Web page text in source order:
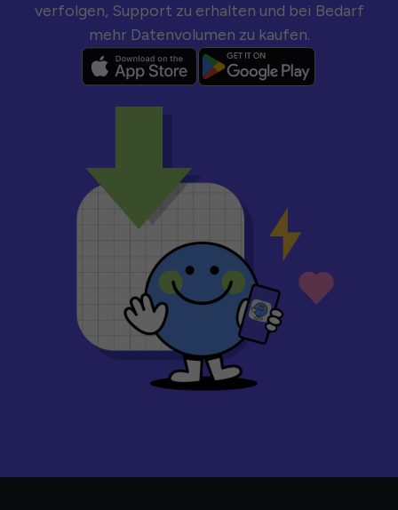
verfolgen, Support zu erhalten und bei Bedarf
mehr Datenvolumen zu kaufen.